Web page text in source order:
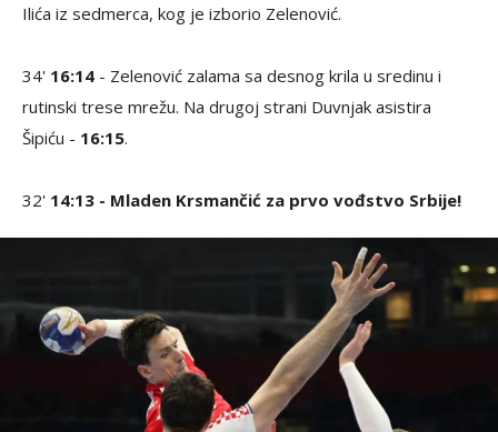
Ilića iz sedmerca, kog je izborio Zelenović.
34' 16:14 - Zelenović zalama sa desnog krila u sredinu i
rutinski trese mrežu. Na drugoj strani Duvnjak asistira
Šipiću - 16:15.
32' 14:13 - Mladen Krsmančić za prvo vođstvo Srbije!